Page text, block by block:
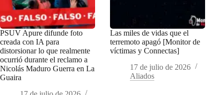
PSUV Apure difunde foto
creada con IA para
distorsionar lo que realmente
ocurrió durante el reclamo a
Nicolás Maduro Guerra en La
Guaira
Las miles de vidas que el
terremoto apagó [Monitor de
víctimas y Connectas]
17 de julio de 2026
Aliados